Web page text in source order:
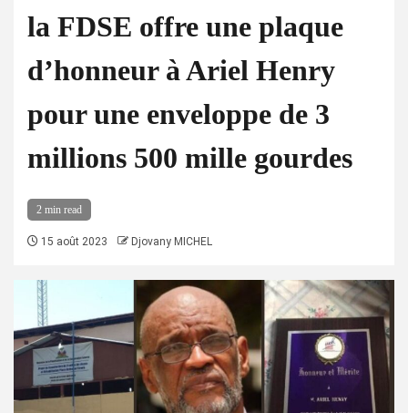
la FDSE offre une plaque
d’honneur à Ariel Henry
pour une enveloppe de 3
millions 500 mille gourdes
2 min read
15 août 2023 Djovany MICHEL